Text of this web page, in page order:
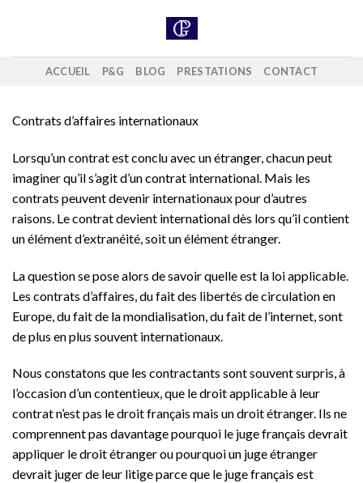
ACCUEIL P&G BLOG PRESTATIONS CONTACT
Contrats d’affaires internationaux
Lorsqu’un contrat est conclu avec un étranger, chacun peut
imaginer qu’il s’agit d’un contrat international. Mais les
contrats peuvent devenir internationaux pour d’autres
raisons. Le contrat devient international dès lors qu’il contient
un élément d’extranéité, soit un élément étranger.
La question se pose alors de savoir quelle est la loi applicable.
Les contrats d’affaires, du fait des libertés de circulation en
Europe, du fait de la mondialisation, du fait de l’internet, sont
de plus en plus souvent internationaux.
Nous constatons que les contractants sont souvent surpris, à
l’occasion d’un contentieux, que le droit applicable à leur
contrat n’est pas le droit français mais un droit étranger. Ils ne
comprennent pas davantage pourquoi le juge français devrait
appliquer le droit étranger ou pourquoi un juge étranger
devrait juger de leur litige parce que le juge français est